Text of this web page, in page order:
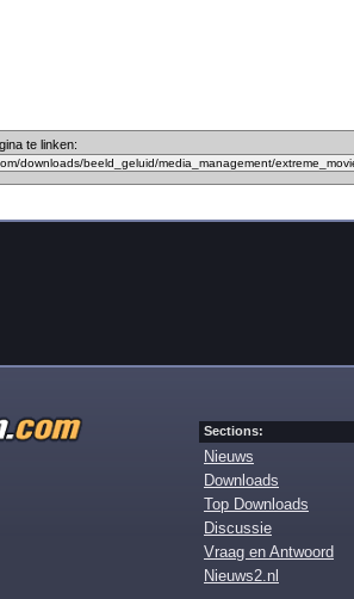
te linken:
Sections:
Nieuws
Downloads
Top Downloads
Discussie
Vraag en Antwoord
Nieuws2.nl